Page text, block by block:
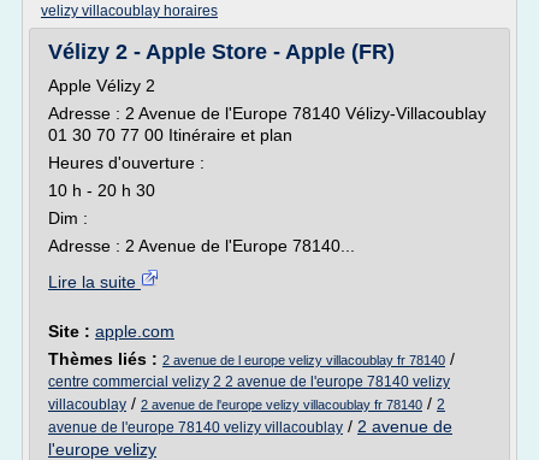
velizy villacoublay horaires
Vélizy 2 - Apple Store - Apple (FR)
Apple Vélizy 2
Adresse : 2 Avenue de l'Europe 78140 Vélizy-Villacoublay
01 30 70 77 00 Itinéraire et plan
Heures d'ouverture :
10 h - 20 h 30
Dim :
Adresse : 2 Avenue de l'Europe 78140...
Lire la suite
Site : apple.com
Thèmes liés : 2 avenue de l europe velizy villacoublay fr 78140 /
centre commercial velizy 2 2 avenue de l'europe 78140 velizy
villacoublay / 2 avenue de l'europe velizy villacoublay fr 78140 / 2
avenue de l'europe 78140 velizy villacoublay / 2 avenue de
l'europe velizy